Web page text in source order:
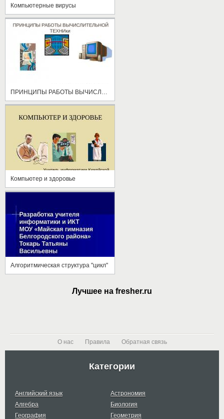
Компьютерные вирусы
Компьютер и здоровье
Алгоритмическая структура "цикл"
Лучшее на fresher.ru
О нас Правила Обратная связь
Категории
Английский язык
Астрономия
Алгебра
Биология
География
Геометрия